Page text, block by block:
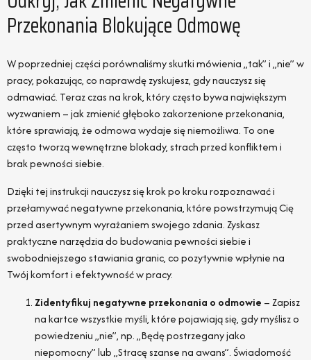
Przekonania Blokujące Odmowę
W poprzedniej części porównaliśmy skutki mówienia „tak” i „nie” w
pracy, pokazując, co naprawdę zyskujesz, gdy nauczysz się
odmawiać. Teraz czas na krok, który często bywa największym
wyzwaniem – jak zmienić głęboko zakorzenione przekonania,
które sprawiają, że odmowa wydaje się niemożliwa. To one
często tworzą wewnętrzne blokady, strach przed konfliktem i
brak pewności siebie.
Dzięki tej instrukcji nauczysz się krok po kroku rozpoznawać i
przełamywać negatywne przekonania, które powstrzymują Cię
przed asertywnym wyrażaniem swojego zdania. Zyskasz
praktyczne narzędzia do budowania pewności siebie i
swobodniejszego stawiania granic, co pozytywnie wpłynie na
Twój komfort i efektywność w pracy.
Zidentyfikuj negatywne przekonania o odmowie – Zapisz
na kartce wszystkie myśli, które pojawiają się, gdy myślisz o
powiedzeniu „nie”, np. „Będę postrzegany jako
niepomocny” lub „Stracę szanse na awans”. Świadomość